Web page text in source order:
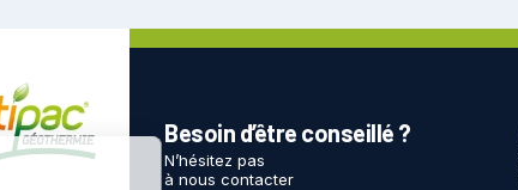
Besoin d’être conseillé ?
N’hésitez pas
à nous contacter